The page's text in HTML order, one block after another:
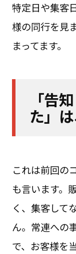
特定日や集客
様の同行を見
まってます。
「告
た」
これは前回の
も言います。
く、集客して
ん。常連への
で、お客様を